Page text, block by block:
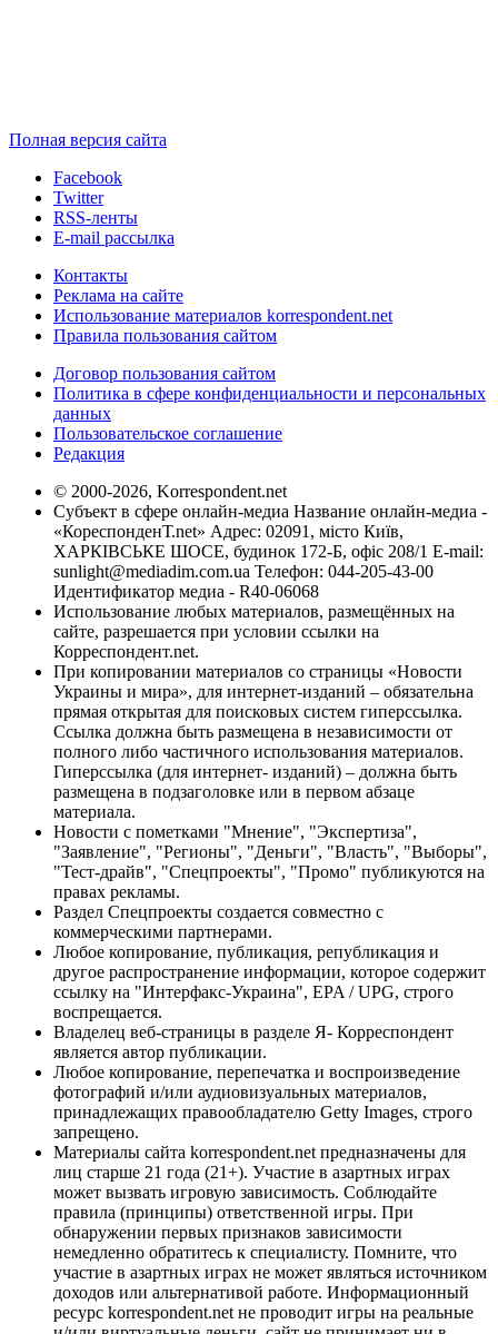
Полная версия сайта
Facebook
Twitter
RSS-ленты
E-mail рассылка
Контакты
Реклама на сайте
Использование материалов korrespondent.net
Правила пользования сайтом
Договор пользования сайтом
Политика в сфере конфиденциальности и персональных
данных
Пользовательское соглашение
Редакция
© 2000-2026, Korrespondent.net
Субъект в сфере онлайн-медиа Название онлайн-медиа -
«КореспонденТ.net» Адрес: 02091, місто Київ,
ХАРКІВСЬКЕ ШОСЕ, будинок 172-Б, офіс 208/1 E-mail:
sunlight@mediadim.com.ua Телефон: 044-205-43-00
Идентификатор медиа - R40-06068
Использование любых материалов, размещённых на
сайте, разрешается при условии ссылки на
Корреспондент.net.
При копировании материалов со страницы «Новости
Украины и мира», для интернет-изданий – обязательна
прямая открытая для поисковых систем гиперссылка.
Ссылка должна быть размещена в независимости от
полного либо частичного использования материалов.
Гиперссылка (для интернет- изданий) – должна быть
размещена в подзаголовке или в первом абзаце
материала.
Новости с пометками "Мнение", "Экспертиза",
"Заявление", "Регионы", "Деньги", "Власть", "Выборы",
"Тест-драйв", "Спецпроекты", "Промо" публикуются на
правах рекламы.
Раздел Спецпроекты создается совместно с
коммерческими партнерами.
Любое копирование, публикация, републикация и
другое распространение информации, которое содержит
ссылку на "Интерфакс-Украина", EPA / UPG, строго
воспрещается.
Владелец веб-страницы в разделе Я- Корреспондент
является автор публикации.
Любое копирование, перепечатка и воспроизведение
фотографий и/или аудиовизуальных материалов,
принадлежащих правообладателю Getty Images, строго
запрещено.
Материалы сайта korrespondent.net предназначены для
лиц старше 21 года (21+). Участие в азартных играх
может вызвать игровую зависимость. Соблюдайте
правила (принципы) ответственной игры. При
обнаружении первых признаков зависимости
немедленно обратитесь к специалисту. Помните, что
участие в азартных играх не может являться источником
доходов или альтернативой работе. Информационный
ресурс korrespondent.net не проводит игры на реальные